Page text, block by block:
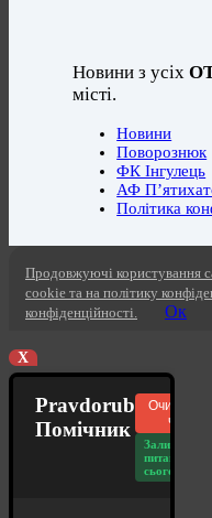
Новини з усіх
місті.
Новини
Поворознюк
ФК Інгулець
АФ
Політика
Продовжуючі користування
cookie та на політику
конфіденційності.
Ок
X
Pravdorub
Помічник
Очистити
чат
Залишилось
питань
сьогодні: 20